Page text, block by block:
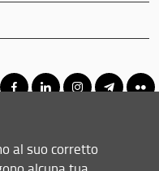
degli Studi di Firenze UNIFI
al suo corretto